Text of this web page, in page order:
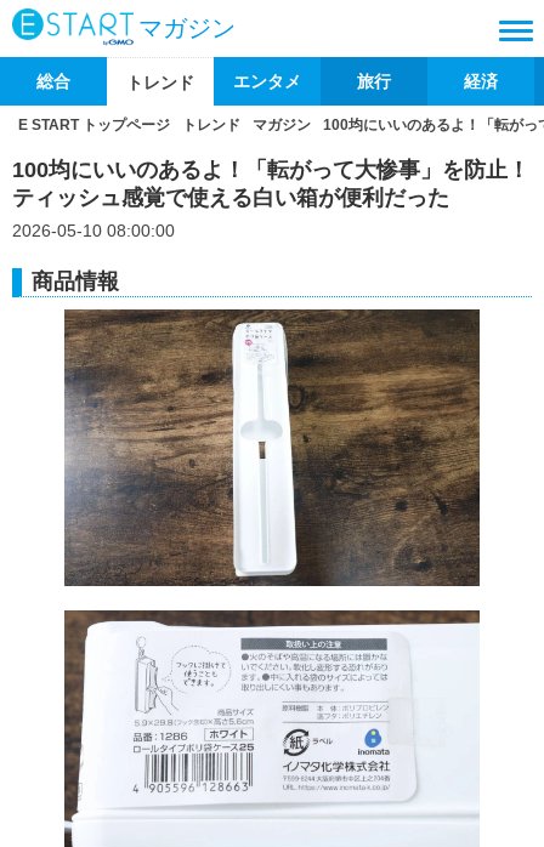
マガジン
総合 トレンド エンタメ 旅行 経済
E START トップページ トレンド マガジン 100均にいいのあるよ！「転が
100均にいいのあるよ！「転がって大惨事」を防止！
ティッシュ感覚で使える白い箱が便利だった
2026-05-10 08:00:00
商品情報